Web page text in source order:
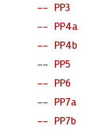
PP3
PP4a
PP4b
PP5
PP6
PP7a
PP7b